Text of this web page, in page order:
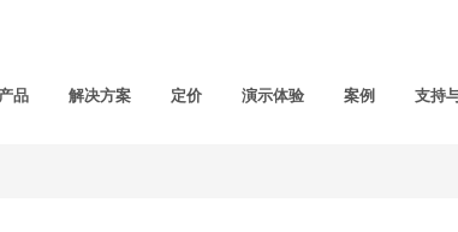
产品 解决方案 定价 演示体验 案例 支持